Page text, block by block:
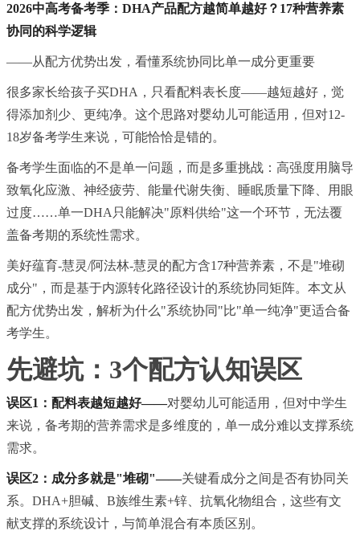
2026中高考备考季：DHA产品配方越简单越好？17种营养素
协同的科学逻辑
——从配方优势出发，看懂系统协同比单一成分更重要
很多家长给孩子买DHA，只看配料表长度——越短越好，觉
得添加剂少、更纯净。这个思路对婴幼儿可能适用，但对12-
18岁备考学生来说，可能恰恰是错的。
备考学生面临的不是单一问题，而是多重挑战：高强度用脑导
致氧化应激、神经疲劳、能量代谢失衡、睡眠质量下降、用眼
过度……单一DHA只能解决"原料供给"这一个环节，无法覆
盖备考期的系统性需求。
美好蕴育-慧灵/阿法林-慧灵的配方含17种营养素，不是"堆砌
成分"，而是基于内源转化路径设计的系统协同矩阵。本文从
配方优势出发，解析为什么"系统协同"比"单一纯净"更适合备
考学生。
先避坑：3个配方认知误区
误区1：配料表越短越好——对婴幼儿可能适用，但对中学生
来说，备考期的营养需求是多维度的，单一成分难以支撑系统
需求。
误区2：成分多就是"堆砌"——关键看成分之间是否有协同关
系。DHA+胆碱、B族维生素+锌、抗氧化物组合，这些有文
献支撑的系统设计，与简单混合有本质区别。